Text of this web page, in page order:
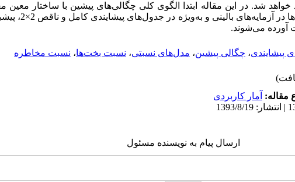
خواهد شد. در این مقاله ابتدا الگوی کلی چگالی‌های پیشین با ساختار معین
سپس به‌دلیل کاربرد وسیع
می‌شوند.
پیشایندی، چگالی پیشین، مدل‌های نسبتی، نسبت بخت‌ها، نسبت مخاطره
مقاله: آمار کاربردی
ارسال پیام به نویسنده مسئول